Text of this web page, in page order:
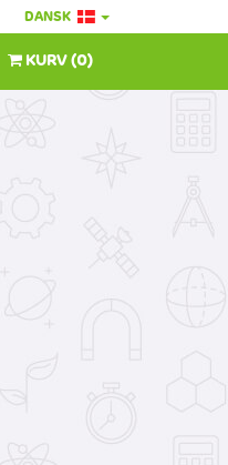
DANSK
KURV(0)